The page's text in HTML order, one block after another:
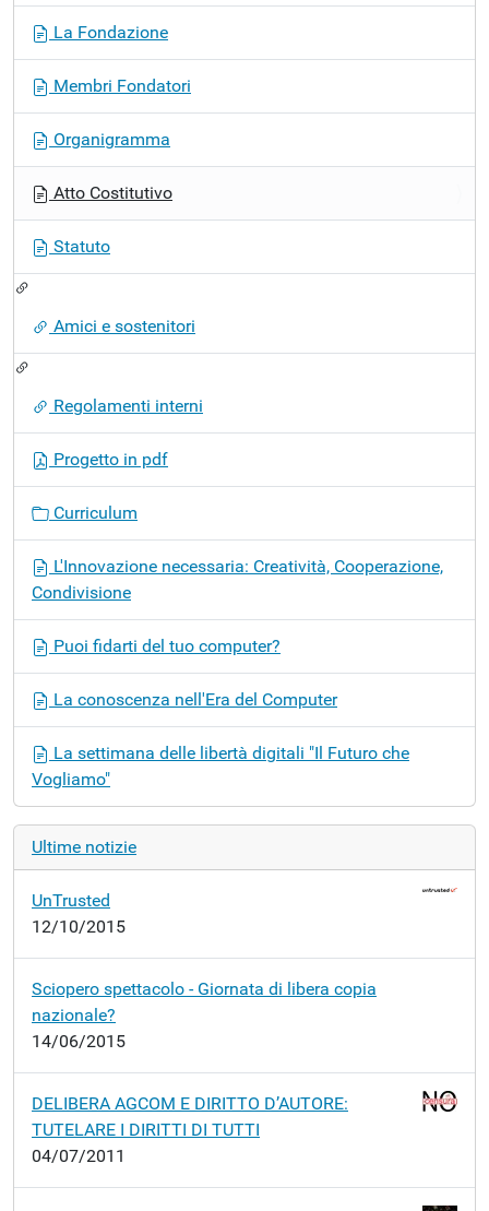
o
e
La Fondazione
Membri Fondatori
Organigramma
Atto Costitutivo
Statuto
Amici e sostenitori
Regolamenti interni
Progetto in pdf
Curriculum
L'Innovazione necessaria: Creatività, Cooperazione,
Condivisione
Puoi fidarti del tuo computer?
La conoscenza nell'Era del Computer
La settimana delle libertà digitali "Il Futuro che
Vogliamo"
Ultime notizie
UnTrusted
12/10/2015
Sciopero spettacolo - Giornata di libera copia
nazionale?
14/06/2015
DELIBERA AGCOM E DIRITTO D’AUTORE:
TUTELARE I DIRITTI DI TUTTI
04/07/2011